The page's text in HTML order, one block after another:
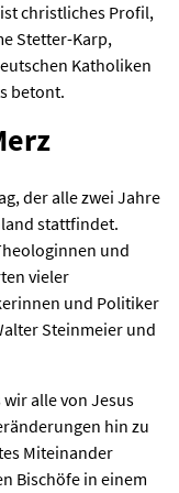
christliches Profil,
Stetter-Karp,
Katholiken
betont.
der alle zwei Jahre
stattfindet.
und
vieler
und Politiker
Steinmeier und
alle von Jesus
hin zu
Miteinander
Bischöfe in einem